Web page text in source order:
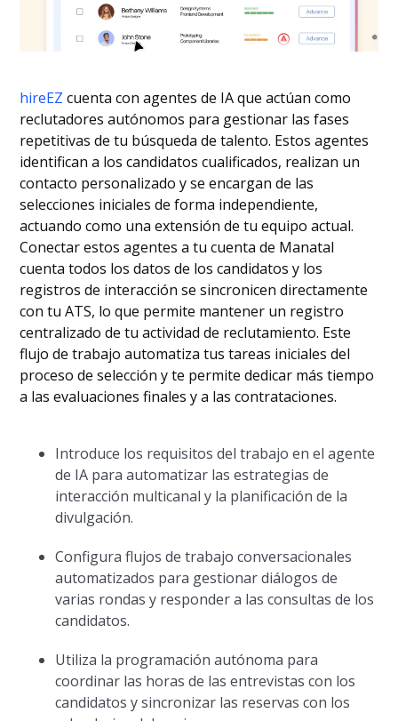
hireEZ cuenta con agentes de IA que actúan como
reclutadores autónomos para gestionar las fases
repetitivas de tu búsqueda de talento. Estos agentes
identifican a los candidatos cualificados, realizan un
contacto personalizado y se encargan de las
selecciones iniciales de forma independiente,
actuando como una extensión de tu equipo actual.
Conectar estos agentes a tu cuenta de Manatal
cuenta todos los datos de los candidatos y los
registros de interacción se sincronicen directamente
con tu ATS, lo que permite mantener un registro
centralizado de tu actividad de reclutamiento. Este
flujo de trabajo automatiza tus tareas iniciales del
proceso de selección y te permite dedicar más tiempo
a las evaluaciones finales y a las contrataciones.
Introduce los requisitos del trabajo en el agente
de IA para automatizar las estrategias de
interacción multicanal y la planificación de la
divulgación.
Configura flujos de trabajo conversacionales
automatizados para gestionar diálogos de
varias rondas y responder a las consultas de los
candidatos.
Utiliza la programación autónoma para
coordinar las horas de las entrevistas con los
candidatos y sincronizar las reservas con los